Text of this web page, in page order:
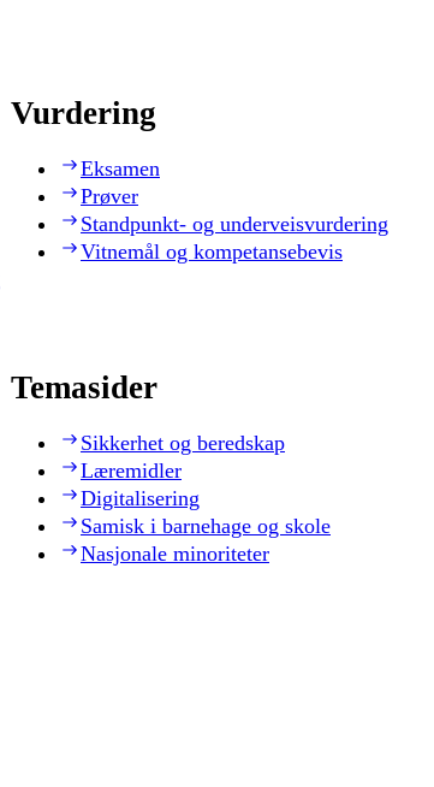
Vurdering
Eksamen
Prøver
Standpunkt- og underveisvurdering
Vitnemål og kompetansebevis
Temasider
Sikkerhet og beredskap
Læremidler
Digitalisering
Samisk i barnehage og skole
Nasjonale minoriteter